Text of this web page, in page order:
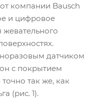
компании Bausch
и цифровое
датчиком
с покрытием
точно так же, как
(рис. 1).